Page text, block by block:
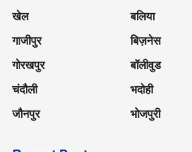
खेल
गाजीपुर
गोरखपुर
चंदौली
जौनपुर
बलिया
बिज़नेस
बॉलीवुड
भदोही
भोजपुरी